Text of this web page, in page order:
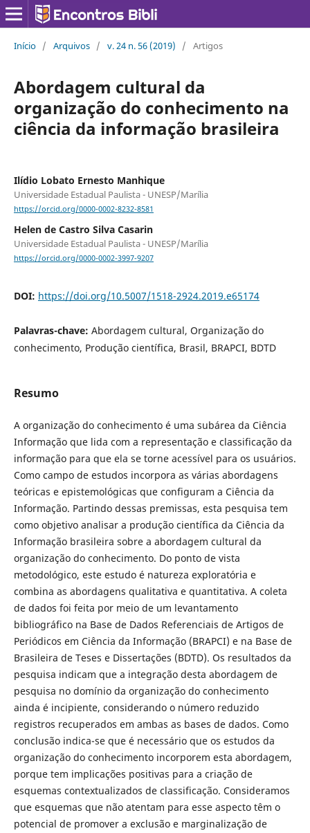
Início / Arquivos / v. 24 n. 56 (2019) / Artigos
Abordagem cultural da
organização do conhecimento na
ciência da informação brasileira
Ilídio Lobato Ernesto Manhique
Universidade Estadual Paulista - UNESP/Marília
https://orcid.org/0000-0002-8232-8581
Helen de Castro Silva Casarin
Universidade Estadual Paulista - UNESP/Marília
https://orcid.org/0000-0002-3997-9207
DOI: https://doi.org/10.5007/1518-2924.2019.e65174
Palavras-chave: Abordagem cultural, Organização do
conhecimento, Produção científica, Brasil, BRAPCI, BDTD
Resumo
A organização do conhecimento é uma subárea da Ciência
Informação que lida com a representação e classificação da
informação para que ela se torne acessível para os usuários.
Como campo de estudos incorpora as várias abordagens
teóricas e epistemológicas que configuram a Ciência da
Informação. Partindo dessas premissas, esta pesquisa tem
como objetivo analisar a produção científica da Ciência da
Informação brasileira sobre a abordagem cultural da
organização do conhecimento. Do ponto de vista
metodológico, este estudo é natureza exploratória e
combina as abordagens qualitativa e quantitativa. A coleta
de dados foi feita por meio de um levantamento
bibliográfico na Base de Dados Referenciais de Artigos de
Periódicos em Ciência da Informação (BRAPCI) e na Base de
Brasileira de Teses e Dissertações (BDTD). Os resultados da
pesquisa indicam que a integração desta abordagem de
pesquisa no domínio da organização do conhecimento
ainda é incipiente, considerando o número reduzido
registros recuperados em ambas as bases de dados. Como
conclusão indica-se que é necessário que os estudos da
organização do conhecimento incorporem esta abordagem,
porque tem implicações positivas para a criação de
esquemas contextualizados de classificação. Consideramos
que esquemas que não atentam para esse aspecto têm o
potencial de promover a exclusão e marginalização de